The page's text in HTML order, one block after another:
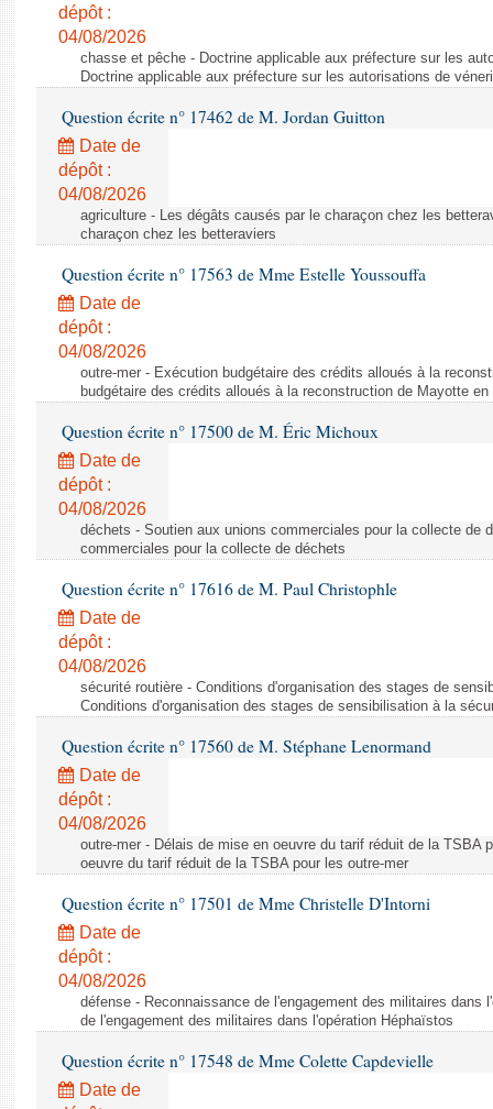
Comptes rendus des débats
dépôt :
04/08/2026
chasse et pêche - Doctrine applicable aux préfecture sur les
Doctrine applicable aux préfecture sur les autorisations de
Question écrite n° 17462 de M. Jordan Guitton
Date de
dépôt :
04/08/2026
agriculture - Les dégâts causés par le charaçon chez les
charaçon chez les betteraviers
Question écrite n° 17563 de Mme Estelle Youssouffa
Date de
dépôt :
04/08/2026
outre-mer - Exécution budgétaire des crédits alloués à la
budgétaire des crédits alloués à la reconstruction de Mayotte en
Question écrite n° 17500 de M. Éric Michoux
Date de
dépôt :
04/08/2026
déchets - Soutien aux unions commerciales pour la collecte de
commerciales pour la collecte de déchets
Question écrite n° 17616 de M. Paul Christophle
Date de
dépôt :
04/08/2026
sécurité routière - Conditions d'organisation des stages de
Conditions d'organisation des stages de sensibilisation à la
Question écrite n° 17560 de M. Stéphane Lenormand
Date de
dépôt :
04/08/2026
outre-mer - Délais de mise en oeuvre du tarif réduit de la TSBA
oeuvre du tarif réduit de la TSBA pour les outre-mer
Question écrite n° 17501 de Mme Christelle D'Intorni
Date de
dépôt :
04/08/2026
défense - Reconnaissance de l'engagement des militaires dans
de l'engagement des militaires dans l'opération Héphaïstos
Question écrite n° 17548 de Mme Colette Capdevielle
Date de